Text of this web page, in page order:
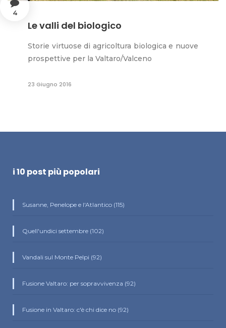
4
Le valli del biologico
Storie virtuose di agricoltura biologica e nuove
prospettive per la Valtaro/Valceno
23 Giugno 2016
i 10 post più popolari
Susanne, Penelope e l'Atlantico (115)
Quell'undici settembre (102)
Vandali sul Monte Pelpi (92)
Fusione Valtaro: per sopravvivenza (92)
Fusione in Valtaro: c'è chi dice no (92)